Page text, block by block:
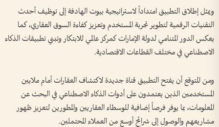
ويمثل إطلاق التطبيق امتداداً لاستراتيجية بيوت الهادفة إلى توظيف أحدث
التقنيات الرقمية لتطوير تجربة المستخدم وتعزيز كفاءة السوق العقاري، كما
يعكس الدور المتنامي لدولة الإمارات كمركز عالمي للابتكار وتبني تطبيقات الذكاء
الاصطناعي في مختلف القطاعات الاقتصادية.
ومن المتوقع أن يفتح التطبيق قناة جديدة لاكتشاف العقارات أمام ملايين
المستخدمين الذين يعتمدون على أدوات الذكاء الاصطناعي في البحث عن
المعلومات، بما يوفر فرصاً إضافية للوسطاء العقاريين والمطورين لتعزيز ظهور
مشاريعهم والوصول إلى شرائح أوسع من العملاء المحتملين.